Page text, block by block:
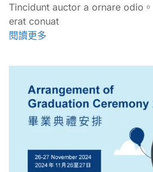
Tincidunt auctor a ornare odio
erat conuat
閱讀更多